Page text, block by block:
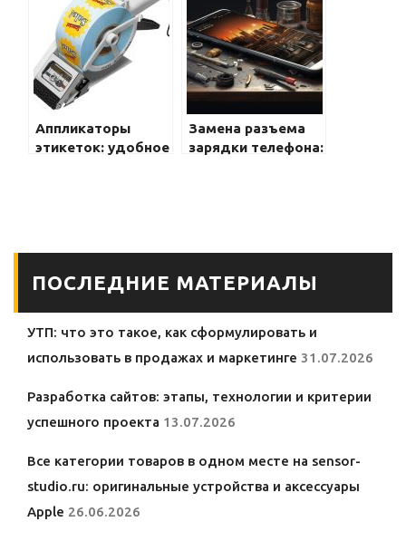
большой памятью
хорошей камерой
Аппликаторы
этикеток: удобное
Замена разъема
зарядки телефона:
ПОСЛЕДНИЕ МАТЕРИАЛЫ
УТП: что это такое, как сформулировать и
использовать в продажах и маркетинге 31.07.2026
Разработка сайтов: этапы, технологии и критерии
успешного проекта 13.07.2026
Все категории товаров в одном месте на sensor-
studio.ru: оригинальные устройства и аксессуары
Apple 26.06.2026